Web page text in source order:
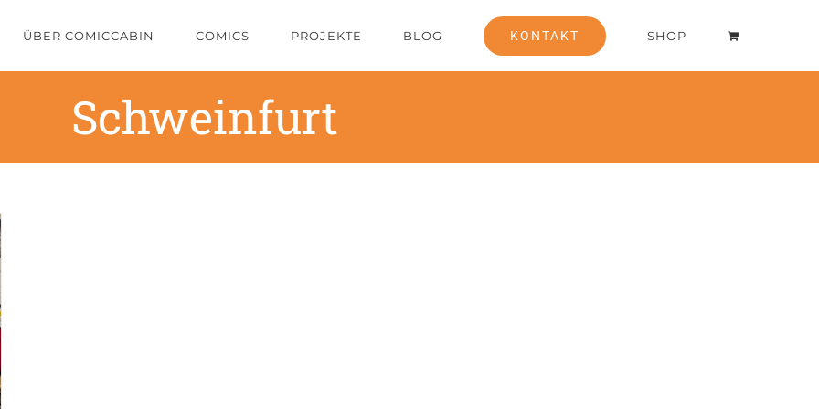
ÜBER COMICCABIN COMICS PROJEKTE BLOG KONTAKT SHOP
Schweinfurt